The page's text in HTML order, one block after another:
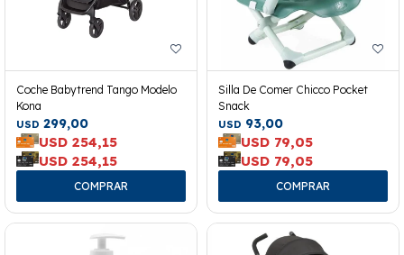
Coche Babytrend Tango Modelo
Kona
USD 299,00
USD 254,15
USD 254,15
Silla De Comer Chicco Pocket
Snack
USD 93,00
USD 79,05
USD 79,05